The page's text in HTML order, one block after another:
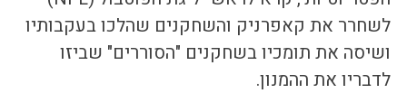
לשחרר את קאפרניק והשחקנים שהלכו בעקבותיו
ושיסה את תומכיו בשחקנים "הסוררים" שביזו
לדבריו את ההמנון.